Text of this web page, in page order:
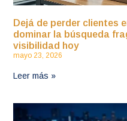
Dejá de perder clientes
dominar la búsqueda
visibilidad hoy
mayo 23, 2026
Leer más »